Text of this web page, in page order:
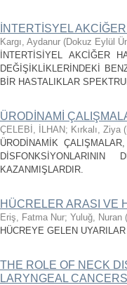
İNTERTİSYEL
Kargı, Aydanur (Dokuz Eylül
İNTERTİSİYEL AKCİĞER
DEĞİŞİKLİKLERİNDEKİ
BİR HASTALIKLAR
ÜRODİNAMİ
ÇELEBİ, İLHAN; Kırkalı, Ziya (
ÜRODİNAMİK
DİSFONKSİYONLARININ
KAZANMIŞLARDIR.
HÜCRELER ARASI VE
Eriş, Fatma Nur; Yuluğ, Nuran (
HÜCREYE GELEN
THE ROLE OF NECK
LARYNGEAL CANCERS